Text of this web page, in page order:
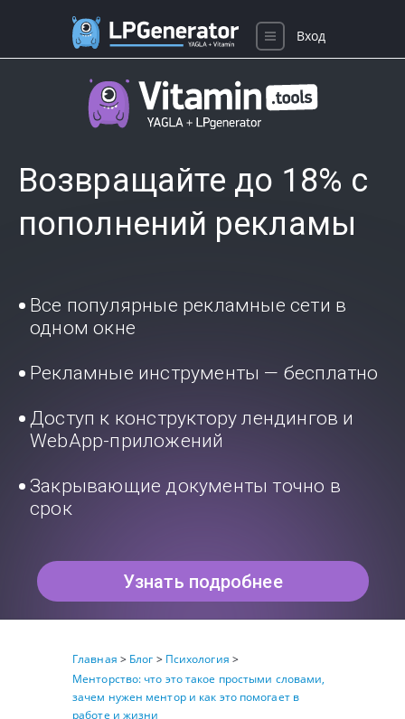
Возвращайте до 18% с
пополнений рекламы
Все популярные рекламные сети в
одном окне
Рекламные инструменты — бесплатно
Доступ к конструктору лендингов и
WebApp-приложений
Закрывающие документы точно в
срок
Узнать подробнее
Главная > Блог > Психология >
Менторство: что это такое простыми словами,
зачем нужен ментор и как это помогает в
работе и жизни
Вход